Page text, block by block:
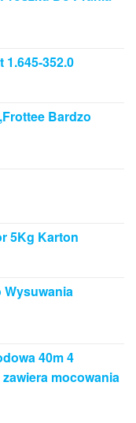
1.645-352.0
Bardzo
5Kg Karton
40m 4
mocowania